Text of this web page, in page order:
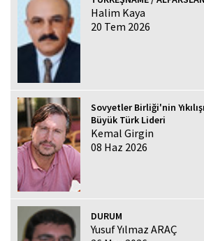
Halim Kaya
20 Tem 2026
Sovyetler Birliği'nin
Büyük Türk Lideri
Kemal Girgin
08 Haz 2026
DURUM
Yusuf Yılmaz ARAÇ